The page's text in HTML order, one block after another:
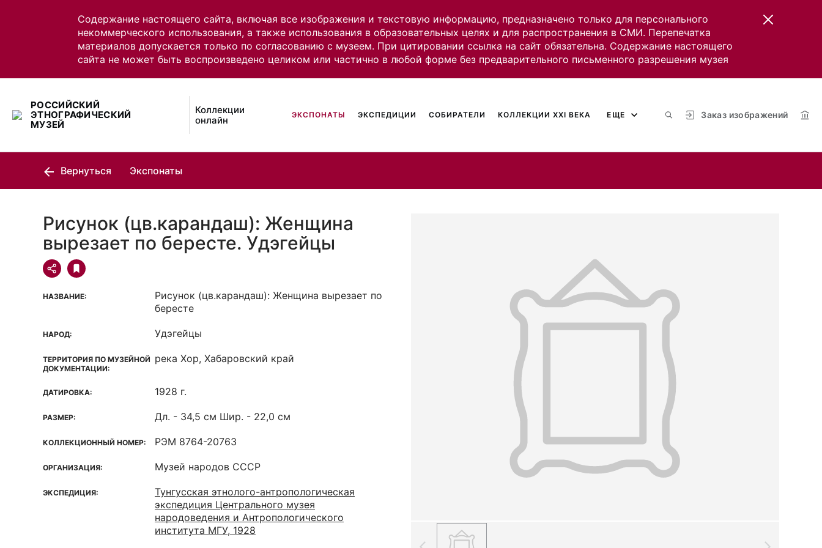
Содержание настоящего сайта, включая все изображения и текстовую информацию, предназначено только для персонального
некоммерческого использования, а также использования в образовательных целях и для распространения в СМИ. Перепечатка
материалов допускается только по согласованию с музеем. При цитировании ссылка на сайт обязательна. Содержание настоящего
сайта не может быть воспроизведено целиком или частично в любой форме без предварительного письменного разрешения музея
РОССИЙСКИЙ
ЭТНОГРАФИЧЕСКИЙ
МУЗЕЙ
Коллекции
онлайн
Заказ изображений
ЭКСПОНАТЫ ЭКСПЕДИЦИИ СОБИРАТЕЛИ КОЛЛЕКЦИИ XXI ВЕКА ЕЩЕ
Вернуться Экспонаты
Рисунок (цв.карандаш): Женщина
вырезает по бересте. Удэгейцы
НАЗВАНИЕ:
Рисунок (цв.карандаш): Женщина вырезает по
бересте
НАРОД: Удэгейцы
ТЕРРИТОРИЯ ПО МУЗЕЙНОЙ
ДОКУМЕНТАЦИИ:
река Хор, Хабаровский край
ДАТИРОВКА: 1928 г.
РАЗМЕР: Дл. - 34,5 см Шир. - 22,0 см
КОЛЛЕКЦИОННЫЙ НОМЕР: РЭМ 8764-20763
ОРГАНИЗАЦИЯ: Музей народов СССР
ЭКСПЕДИЦИЯ:
Тунгусская этнолого-антропологическая
экспедиция Центрального музея
народоведения и Антропологического
института МГУ, 1928